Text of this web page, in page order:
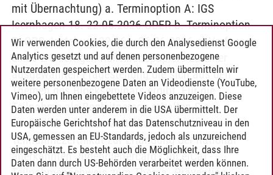
mit Übernachtung) a. Terminoption A: IGS
Isernhagen 18.-22.05.2026 ODER b. Terminoption
B: OBS Jesteburg 22.06. - 26.06.2026 c) Verfassen
eines 2-3 seitigen Reflexionspapiers zu einer
ausgewählten Fragestellung die sich aus den
Themen des Blockseminars ergibt. Für die
Teilnahme als Begleitperson erhalten Sie
zusätzlich folgende Zertifikate: -
Teilnahmezertifikat zur Erlangung der national
anerkannten Jugendleitercard (JuLeiCa) -
Wir verwenden Cookies, die durch den Analysedienst Google
Analytics gesetzt und auf denen personenbezogene
Nutzerdaten gespeichert werden. Zudem übermitteln wir
weitere personenbezogene Daten an Videodienste (YouTube,
Vimeo), um Ihnen eingebettete Videos anzuzeigen. Diese
Daten werden unter anderem in die USA übermittelt. Der
Europäische Gerichtshof hat das Datenschutzniveau in den
USA, gemessen an EU-Standards, jedoch als unzureichend
eingeschätzt. Es besteht auch die Möglichkeit, dass Ihre
Daten dann durch US-Behörden verarbeitet werden können.